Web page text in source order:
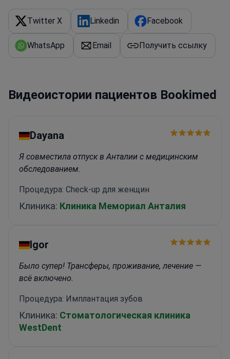
Twitter X Linkedin Facebook
WhatsApp Email Получить ссылку
Видеоистории пациентов Bookimed
Dayana
Я совместила отпуск в Анталии с медицинским
обследованием.
Процедура: Check-up для женщин
Клиника: Клиника Мемориал Анталия
Igor
Было супер! Трансферы, проживание, лечение —
всё включено.
Процедура: Имплантация зубов
Клиника: Стоматологическая клиника
WestDent